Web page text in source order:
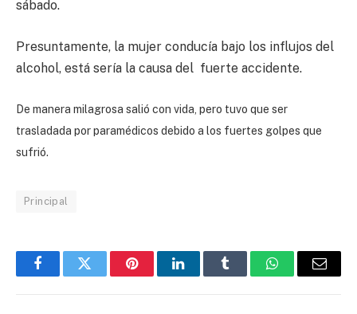
sábado.
Presuntamente, la mujer conducía bajo los influjos del
alcohol, está sería la causa del fuerte accidente.
De manera milagrosa salió con vida, pero tuvo que ser
trasladada por paramédicos debido a los fuertes golpes que
sufrió.
Principal
FacebookTwitter PinterestLinkedInTumblr WhatsAppEmail